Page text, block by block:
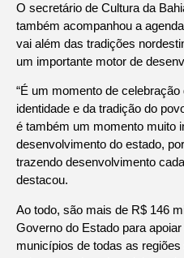
O secretário de Cultura da
também acompanhou a
vai além das tradições
um importante motor de
“É um momento de
identidade e da tradição do
é também um momento muito
desenvolvimento do estado,
trazendo desenvolvimento
destacou.
Ao todo, são mais de R$ 146
Governo do Estado para
municípios de todas as